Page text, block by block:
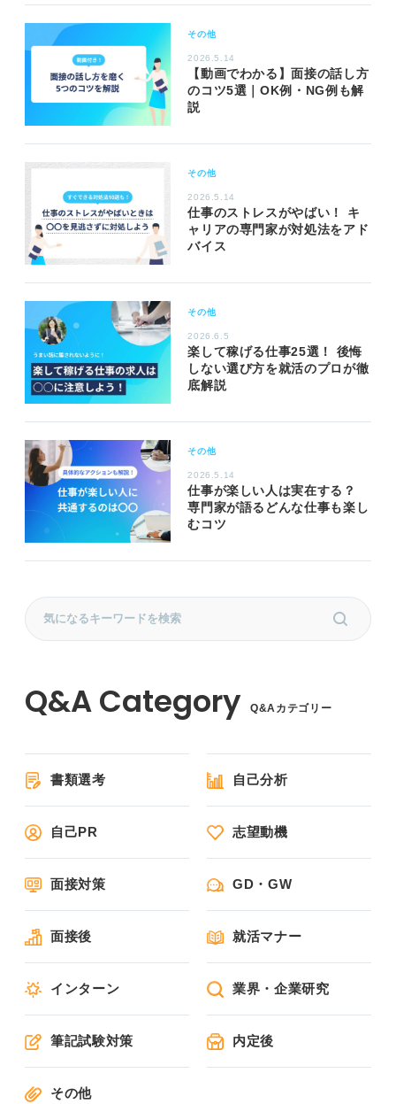
その他
2026.5.14
【動画でわかる】面接の話し方
のコツ5選｜OK例・NG例も解
説
その他
2026.5.14
仕事のストレスがやばい！ キ
ャリアの専門家が対処法をアド
バイス
その他
2026.6.5
楽して稼げる仕事25選！ 後悔
しない選び方を就活のプロが徹
底解説
その他
2026.5.14
仕事が楽しい人は実在する？
専門家が語るどんな仕事も楽し
むコツ
Q&Aカテゴリー
書類選考 自己分析
自己PR 志望動機
面接対策 GD・GW
面接後 就活マナー
インターン 業界・企業研究
筆記試験対策 内定後
その他